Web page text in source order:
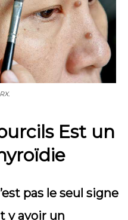
Est un
pas le seul signe
y avoir un